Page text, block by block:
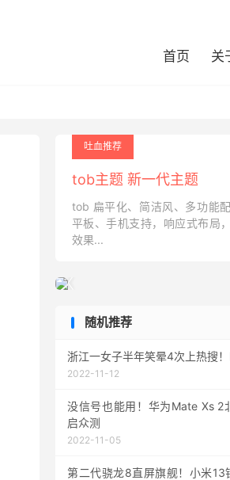
首页 关
吐血推荐
tob主题 新一代主题
tob 扁平化、简洁风、多功能
平板、手机支持，响应式布局
效果...

随机推荐
浙江一女子半年笑晕4次上热搜
2022-11-12
没信号也能用！华为Mate Xs 2
启众测
2022-11-05
第二代骁龙8直屏旗舰！小米13